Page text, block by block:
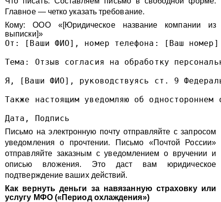
Главное — четко указать требование.
Кому: ООО «[Юридическое название компании из
выписки]»
От: [Ваши ФИО], номер телефона: [Ваш номер]
Тема: Отзыв согласия на обработку
Я, [Ваши ФИО], руководствуясь ст. 9
Также настоящим уведомляю об
Дата, Подпись
Письмо на электронную почту отправляйте с запросом
уведомления о прочтении. Письмо «Почтой России»
отправляйте заказным с уведомлением о вручении и
описью вложения. Это даст вам юридическое
подтверждение ваших действий.
Как вернуть деньги за навязанную страховку или
услугу МФО («Период охлаждения»)